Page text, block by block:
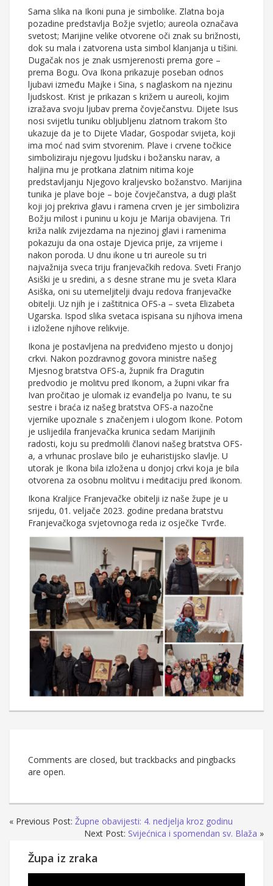
Sama slika na Ikoni puna je simbolike. Zlatna boja
pozadine predstavlja Božje svjetlo; aureola označava
svetost; Marijine velike otvorene oči znak su brižnosti,
dok su mala i zatvorena usta simbol klanjanja u tišini.
Dugačak nos je znak usmjerenosti prema gore –
prema Bogu. Ova Ikona prikazuje poseban odnos
ljubavi između Majke i Sina, s naglaskom na njezinu
ljudskost. Krist je prikazan s križem u aureoli, kojim
izražava svoju ljubav prema čovječanstvu. Dijete Isus
nosi svijetlu tuniku obljubljenu zlatnom trakom što
ukazuje da je to Dijete Vladar, Gospodar svijeta, koji
ima moć nad svim stvorenim. Plave i crvene točkice
simboliziraju njegovu ljudsku i božansku narav, a
haljina mu je protkana zlatnim nitima koje
predstavljanju Njegovo kraljevsko božanstvo. Marijina
tunika je plave boje – boje čovječanstva, a dugi plašt
koji joj prekriva glavu i ramena crven je jer simbolizira
Božju milost i puninu u koju je Marija obavijena. Tri
križa nalik zvijezdama na njezinoj glavi i ramenima
pokazuju da ona ostaje Djevica prije, za vrijeme i
nakon poroda. U dnu ikone u tri aureole su tri
najvažnija sveca triju franjevačkih redova. Sveti Franjo
Asiški je u sredini, a s desne strane mu je sveta Klara
Asiška, oni su utemeljitelji dvaju redova franjevačke
obitelji. Uz njih je i zaštitnica OFS-a – sveta Elizabeta
Ugarska. Ispod slika svetaca ispisana su njihova imena
i izložene njihove relikvije.
Ikona je postavljena na predviđeno mjesto u donjoj
crkvi. Nakon pozdravnog govora ministre našeg
Mjesnog bratstva OFS-a, župnik fra Dragutin
predvodio je molitvu pred Ikonom, a župni vikar fra
Ivan pročitao je ulomak iz evanđelja po Ivanu, te su
sestre i braća iz našeg bratstva OFS-a nazočne
vjernike upoznale s značenjem i ulogom Ikone. Potom
je uslijedila franjevačka krunica sedam Marijinih
radosti, koju su predmolili članovi našeg bratstva OFS-
a, a vrhunac proslave bilo je euharistijsko slavlje. U
utorak je Ikona bila izložena u donjoj crkvi koja je bila
otvorena za osobnu molitvu i meditaciju pred Ikonom.
Ikona Kraljice Franjevačke obitelji iz naše župe je u
srijedu, 01. veljače 2023. godine predana bratstvu
Franjevačkoga svjetovnoga reda iz osječke Tvrđe.
Comments are closed, but trackbacks and pingbacks
are open.
« Previous Post: Župne obavijesti: 4. nedjelja kroz godinu
Next Post: Svijećnica i spomendan sv. Blaža »
Župa iz zraka